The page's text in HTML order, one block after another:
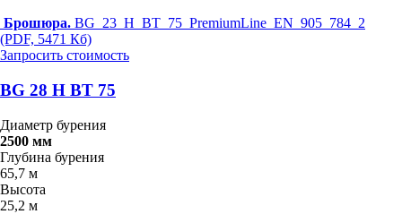
Брошюра. BG_23_H_BT_75_PremiumLine_EN_905_784_2
(PDF, 5471 Кб)
Запросить стоимость
BG 28 H BT 75
Диаметр бурения
2500 мм
Глубина бурения
65,7 м
Высота
25,2 м